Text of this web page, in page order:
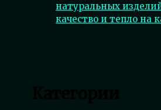
натуральных
качество и тепло на